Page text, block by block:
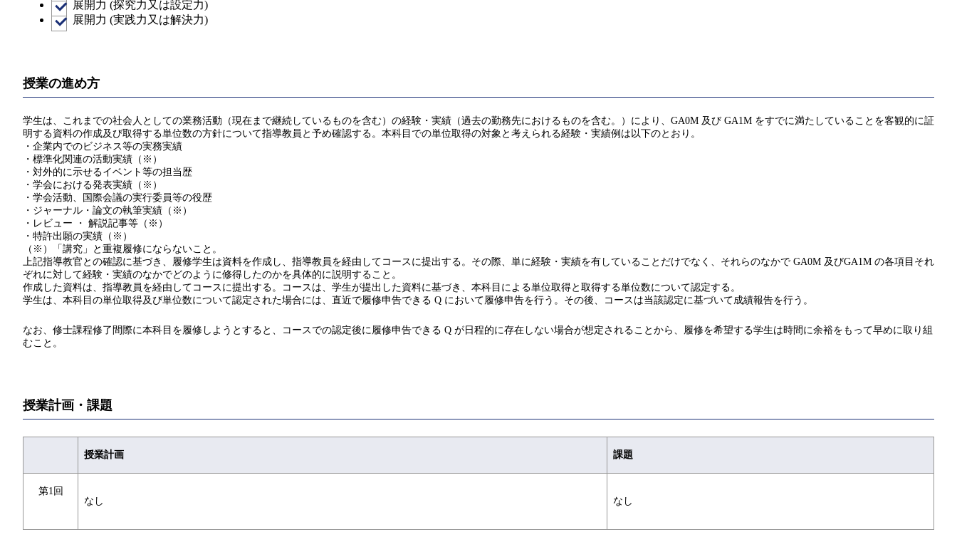
展開力 (探究力又は設定力)
展開力 (実践力又は解決力)
授業の進め方
学生は、これまでの社会人としての業務活動（現在まで継続しているものを含む）の経験・実績（過去の勤務先におけるものを含む。）により、GA0M 及び GA1M をすでに満たしていることを客観的に証
明する資料の作成及び取得する単位数の方針について指導教員と予め確認する。本科目での単位取得の対象と考えられる経験・実績例は以下のとおり。
・企業内でのビジネス等の実務実績
・標準化関連の活動実績（※）
・対外的に示せるイベント等の担当歴
・学会における発表実績（※）
・学会活動、国際会議の実行委員等の役歴
・ジャーナル・論文の執筆実績（※）
・レビュー ・ 解説記事等（※）
・特許出願の実績（※）
（※）「講究」と重複履修にならないこと。
上記指導教官との確認に基づき、履修学生は資料を作成し、指導教員を経由してコースに提出する。その際、単に経験・実績を有していることだけでなく、それらのなかで GA0M 及びGA1M の各項目それ
ぞれに対して経験・実績のなかでどのように修得したのかを具体的に説明すること。
作成した資料は、指導教員を経由してコースに提出する。コースは、学生が提出した資料に基づき、本科目による単位取得と取得する単位数について認定する。
学生は、本科目の単位取得及び単位数について認定された場合には、直近で履修申告できる Q において履修申告を行う。その後、コースは当該認定に基づいて成績報告を行う。
なお、修士課程修了間際に本科目を履修しようとすると、コースでの認定後に履修申告できる Q が日程的に存在しない場合が想定されることから、履修を希望する学生は時間に余裕をもって早めに取り組
むこと。
授業計画・課題
授業計画 課題
第1回
なし
なし